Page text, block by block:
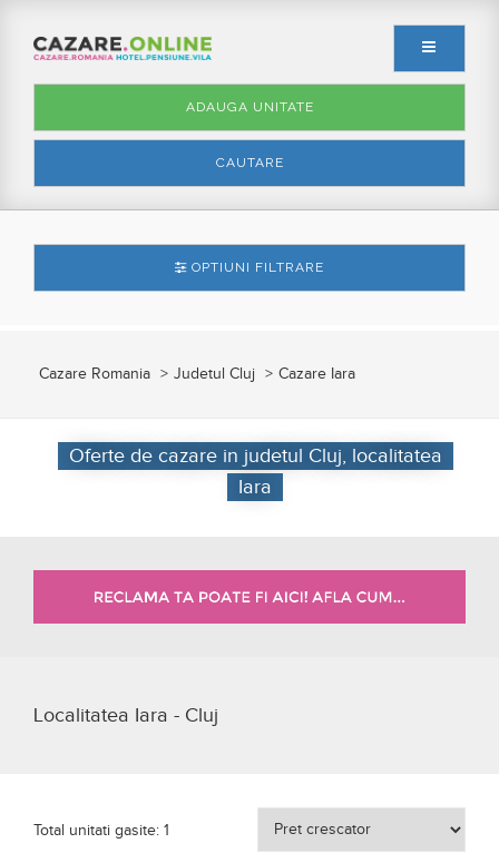
CAUTARE
ADAUGA UNITATE
OPTIUNI FILTRARE
Cazare Romania Judetul Cluj Cazare Iara
Oferte de cazare in judetul Cluj, localitatea
Iara
Localitatea Iara - Cluj
Total unitati gasite: 1